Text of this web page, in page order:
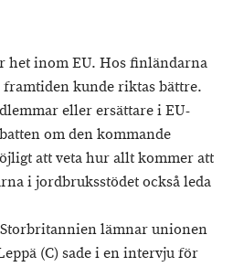
het inom EU. Hos finländarna
kunde riktas bättre.
eller ersättare i EU-
om den kommande
att veta hur allt kommer att
i jordbruksstödet också leda
lämnar unionen
(C) sade i en intervju för